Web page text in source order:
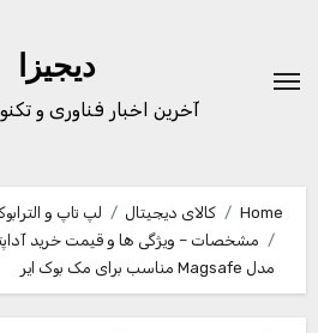
content
دیجیزا
آخرین اخبار فناوری و
Home کالای دیجیتال لپ تاپ و
مدل Magsafe مناسب برای مک بوک ایر